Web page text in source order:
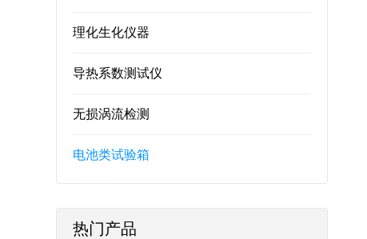
理化生化仪器
导热系数测试仪
无损涡流检测
电池类试验箱
热门产品